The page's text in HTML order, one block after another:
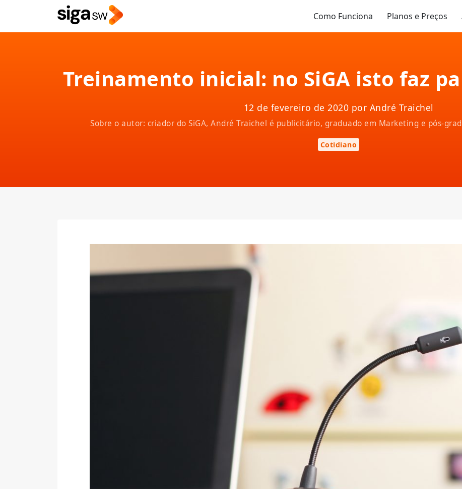
Como Funciona Planos e Preços
Treinamento inicial: no SiGA isto faz
12 de fevereiro de 2020 por André Traichel
Sobre o autor: criador do SiGA, André Traichel é publicitário, graduado em Marketing e pós-
Cotidiano